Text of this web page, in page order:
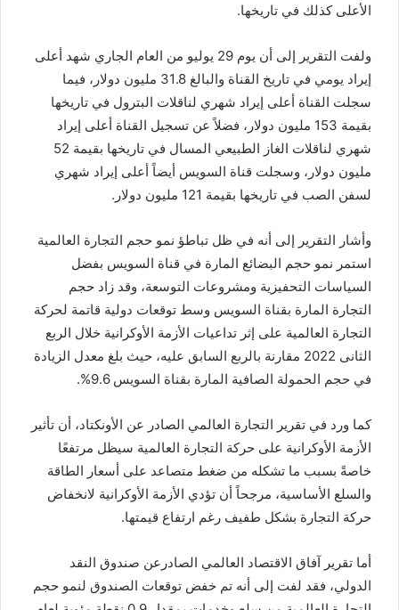
الأعلى كذلك في تاريخها.
ولفت التقرير إلى أن يوم 29 يوليو من العام الجاري شهد أعلى
إيراد يومي في تاريخ القناة والبالغ 31.8 مليون دولار، فيما
سجلت القناة أعلى إيراد شهري لناقلات البترول في تاريخها
بقيمة 153 مليون دولار، فضلاً عن تسجيل القناة أعلى إيراد
شهري لناقلات الغاز الطبيعي المسال في تاريخها بقيمة 52
مليون دولار، وسجلت قناة السويس أيضاً أعلى إيراد شهري
لسفن الصب في تاريخها بقيمة 121 مليون دولار.
وأشار التقرير إلى أنه في ظل تباطؤ نمو حجم التجارة العالمية
استمر نمو حجم البضائع المارة في قناة السويس بفضل
السياسات التحفيزية ومشروعات التوسعة، وقد زاد حجم
التجارة المارة بقناة السويس وسط توقعات دولية قاتمة لحركة
التجارة العالمية على إثر تداعيات الأزمة الأوكرانية خلال الربع
الثانى 2022 مقارنة بالربع السابق عليه، حيث بلغ معدل الزيادة
في حجم الحمولة الصافية المارة بقناة السويس 9.6%.
كما ورد في تقرير التجارة العالمي الصادر عن الأونكتاد، أن تأثير
الأزمة الأوكرانية على حركة التجارة العالمية سيظل مرتفعًا
خاصةً بسبب ما تشكله من ضغط متصاعد على أسعار الطاقة
والسلع الأساسية، مرجحاً أن تؤدي الأزمة الأوكرانية لانخفاض
حركة التجارة بشكل طفيف رغم ارتفاع قيمتها.
أما تقرير آفاق الاقتصاد العالمي الصادرعن صندوق النقد
الدولي، فقد لفت إلى أنه تم خفض توقعات الصندوق لنمو حجم